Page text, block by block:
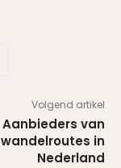
Volgend artikel
Aanbieders van
wandelroutes in
Nederland